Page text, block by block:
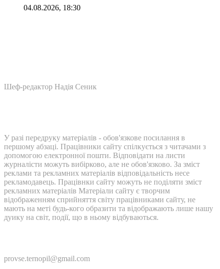
04.08.2026, 18:30
Шеф-редактор Надія Сеник
У разі передруку матеріалів - обов'язкове посилання в
першому абзаці. Працівники сайту спілкується з читачами з
допомогою електронної пошти. Відповідати на листи
журналісти можуть вибірково, але не обов'язково. За зміст
реклами та рекламних матеріалів відповідальність несе
рекламодавець. Працівнки сайту можуть не поділяти зміст
рекламних матеріалів Матеріали сайту є творчим
відображенням сприйняття світу працівниками сайту, не
мають на меті будь-кого образити та відображають лише нашу
дуику на світ, події, що в ньому відбуваються.
provse.ternopil@gmail.com